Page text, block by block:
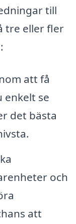
till
tre eller fler
att få
enkelt se
det bästa
och
att